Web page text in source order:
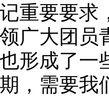
重要要求
广大团员
形成了一
，需要我